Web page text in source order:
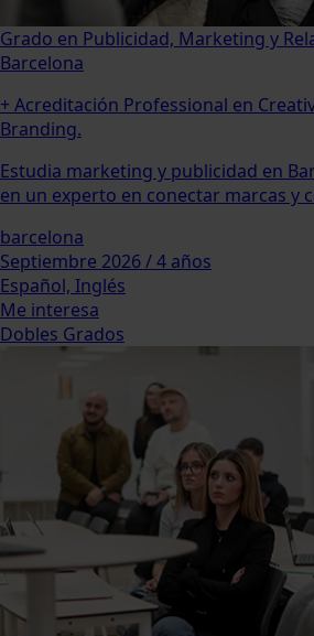
Grado en Publicidad, Marketing y
Barcelona
+ Acreditación Professional en
Branding.
Estudia marketing y publicidad en
en un experto en conectar marcas y
barcelona
Septiembre 2026 / 4 años
Español, Inglés
Me interesa
Dobles Grados